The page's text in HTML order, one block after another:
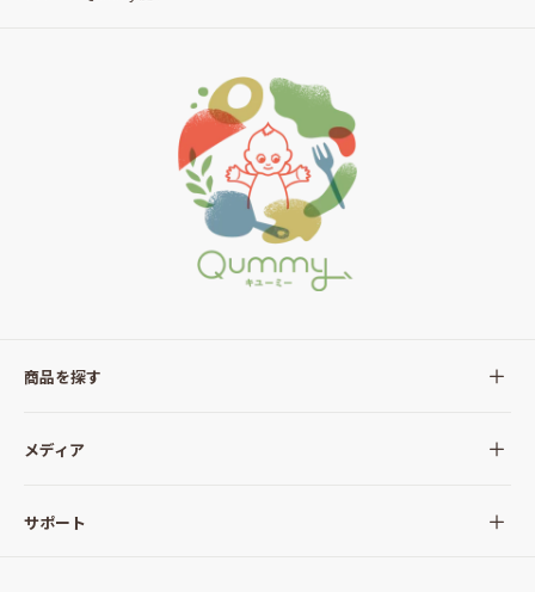
商品を探す
全ての商品
サラダ
メディア
Qummy(キユーミー)について
サポート